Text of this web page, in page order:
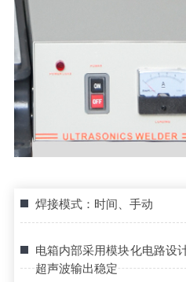
焊接模式：时间、手动
电箱内部采用模块化电路设
超声波输出稳定